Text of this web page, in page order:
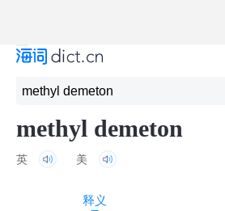
methyl demeton
英 美
释义